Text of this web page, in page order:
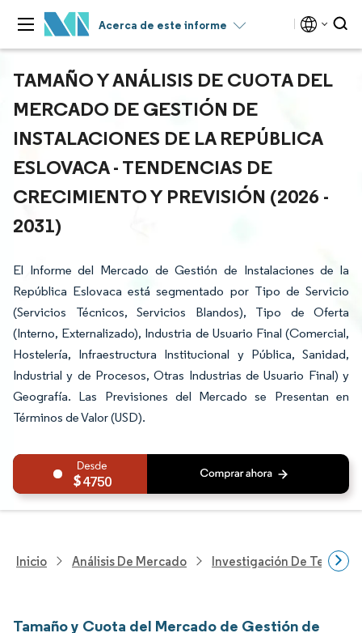
Acerca de este informe
TAMAÑO Y ANÁLISIS DE CUOTA DEL
MERCADO DE GESTIÓN DE
INSTALACIONES DE LA REPÚBLICA
ESLOVACA - TENDENCIAS DE
CRECIMIENTO Y PREVISIÓN (2026 -
2031)
El Informe del Mercado de Gestión de Instalaciones de la
República Eslovaca está segmentado por Tipo de Servicio
(Servicios Técnicos, Servicios Blandos), Tipo de Oferta
(Interno, Externalizado), Industria de Usuario Final (Comercial,
Hostelería, Infraestructura Institucional y Pública, Sanidad,
Industrial y de Procesos, Otras Industrias de Usuario Final) y
Geografía. Las Previsiones del Mercado se Presentan en
Términos de Valor (USD).
4750
Inicio Análisis De Mercado Investigación De
Tamaño y Cuota del Mercado de Gestión de